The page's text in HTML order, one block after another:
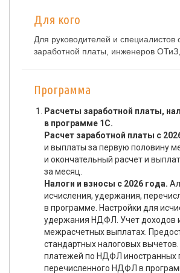
Для кого
Для руководителей и специалистов
заработной платы, инженеров ОТиЗ,
Программа
Расчеты заработной платы,
в программе 1С.
Расчет заработной платы с
и выплаты за первую половину
и окончательный расчет и
за месяц.
Налоги и взносы с 2026 года.
исчисления, удержания,
в программе. Настройки для
удержания НДФЛ. Учет доходов
межрасчетных выплатах.
стандартных налоговых
платежей по НДФЛ иностранных
перечисленного НДФЛ в